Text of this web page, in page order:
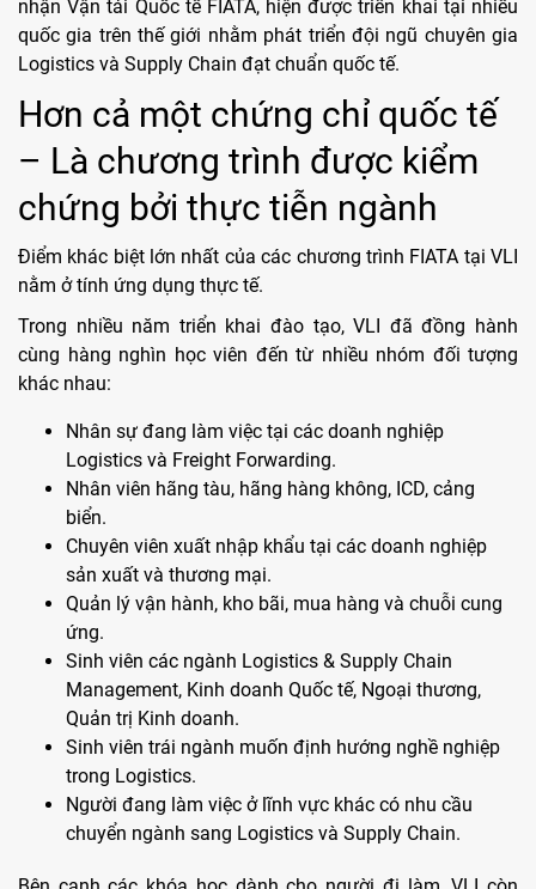
nhận Vận tải Quốc tế FIATA, hiện được triển khai tại nhiều
quốc gia trên thế giới nhằm phát triển đội ngũ chuyên gia
Logistics và Supply Chain đạt chuẩn quốc tế.
Hơn cả một chứng chỉ quốc tế
– Là chương trình được kiểm
chứng bởi thực tiễn ngành
Điểm khác biệt lớn nhất của các chương trình FIATA tại VLI
nằm ở tính ứng dụng thực tế.
Trong nhiều năm triển khai đào tạo, VLI đã đồng hành
cùng hàng nghìn học viên đến từ nhiều nhóm đối tượng
khác nhau:
Nhân sự đang làm việc tại các doanh nghiệp
Logistics và Freight Forwarding.
Nhân viên hãng tàu, hãng hàng không, ICD, cảng
biển.
Chuyên viên xuất nhập khẩu tại các doanh nghiệp
sản xuất và thương mại.
Quản lý vận hành, kho bãi, mua hàng và chuỗi cung
ứng.
Sinh viên các ngành Logistics & Supply Chain
Management, Kinh doanh Quốc tế, Ngoại thương,
Quản trị Kinh doanh.
Sinh viên trái ngành muốn định hướng nghề nghiệp
trong Logistics.
Người đang làm việc ở lĩnh vực khác có nhu cầu
chuyển ngành sang Logistics và Supply Chain.